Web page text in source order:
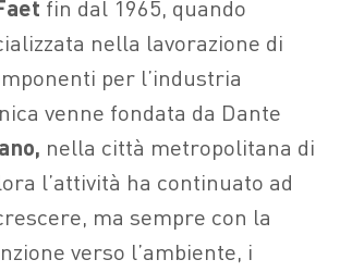
fin dal 1965, quando
nella lavorazione di
per l’industria
venne fondata da Dante
nella città metropolitana di
l’attività ha continuato ad
ma sempre con la
verso l’ambiente, i